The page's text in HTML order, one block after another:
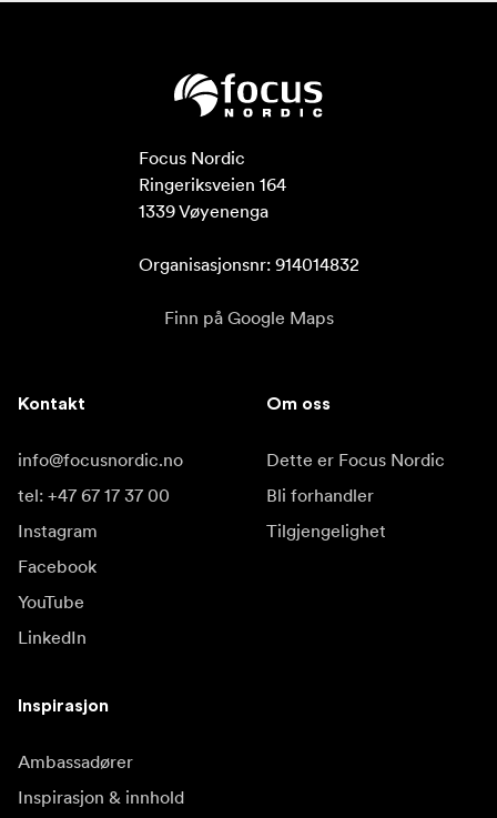
Focus Nordic
Ringeriksveien 164
1339 Vøyenenga
Organisasjonsnr: 914014832
Finn på Google Maps
Kontakt
info@focusnordic.no
tel: +47 67 17 37 00
Instagram
Facebook
YouTube
LinkedIn
Om oss
Dette er Focus Nordic
Bli forhandler
Tilgjengelighet
Inspirasjon
Ambassadører
Inspirasjon & innhold